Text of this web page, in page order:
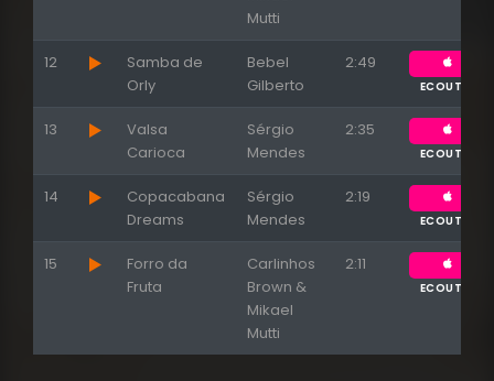
Mutti
12
Samba de
Orly
Bebel
Gilberto
2:49
ECOUTER
13
Valsa
Carioca
Sérgio
Mendes
2:35
ECOUTER
14
Copacabana
Dreams
Sérgio
Mendes
2:19
ECOUTER
15
Forro da
Fruta
Carlinhos
Brown &
Mikael
Mutti
2:11
ECOUTER